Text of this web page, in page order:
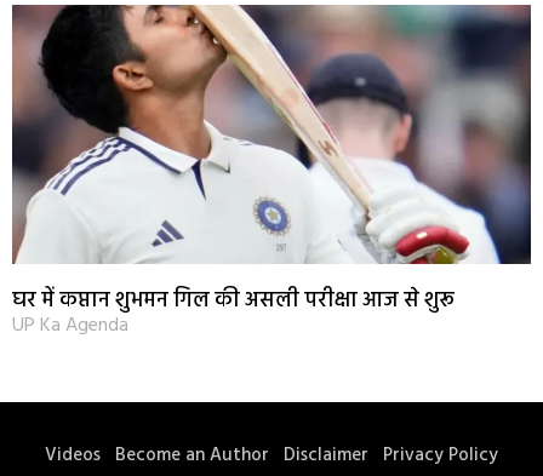
घर में कप्तान शुभमन गिल की असली परीक्षा आज से शुरू
UP Ka Agenda
Videos Become an Author Disclaimer Privacy Policy